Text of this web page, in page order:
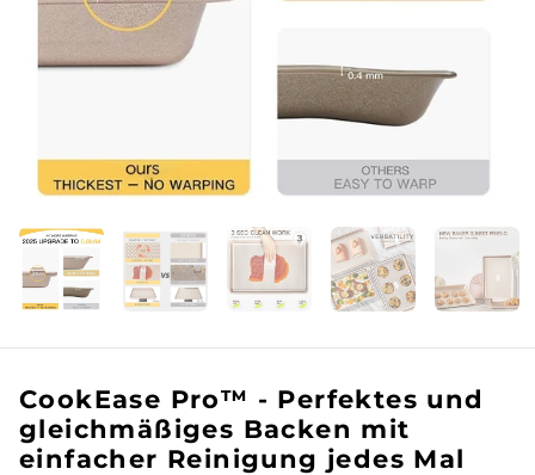
CookEase Pro™ - Perfektes und
gleichmäßiges Backen mit
einfacher Reinigung jedes Mal